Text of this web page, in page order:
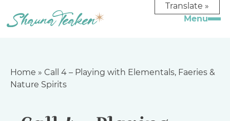
Home » Call 4 – Playing with Elementals, Faeries &
Nature Spirits
Translate »